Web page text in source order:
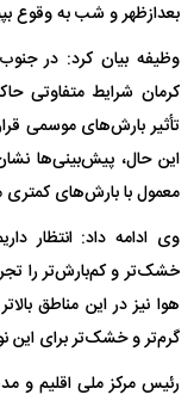
بعدازظهر و شب به وقوع
وظیفه بیان کرد: در
کرمان شرایط متفاوتی
تأثیر بارش‌های موسمی
این حال، پیش‌بینی‌ها
معمول با بارش‌های
وی ادامه داد: انتظار
خشک‌تر و کم‌بارش‌تر را
هوا نیز در این مناطق
گرم‌تر و خشک‌تر برای
رئیس مرکز ملی اقلیم و